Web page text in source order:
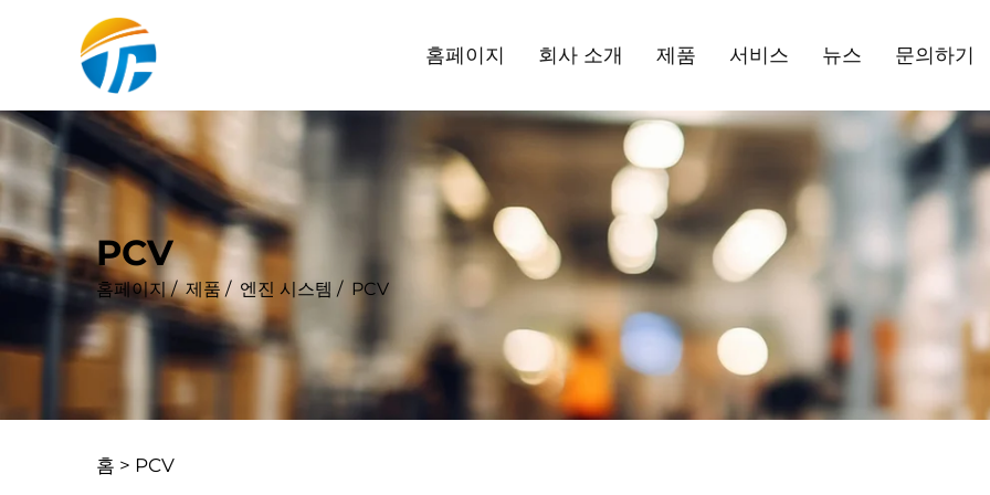
홈페이지 회사 소개 제품 서비스 뉴스 문의하기
PCV
홈페이지/제품 / 엔진 시스템 / PCV
홈 > PCV